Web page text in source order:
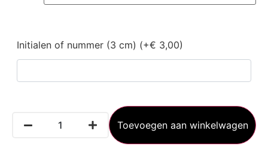
Initialen of nummer (3 cm) (+€ 3,00)
Toevoegen aan winkelwagen